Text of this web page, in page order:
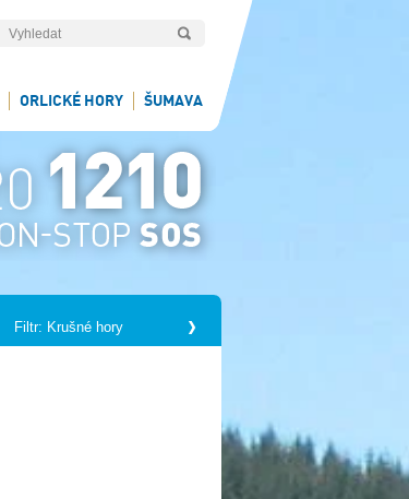
ORLICKÉ HORY ŠUMAVA
Filtr: Krušné hory